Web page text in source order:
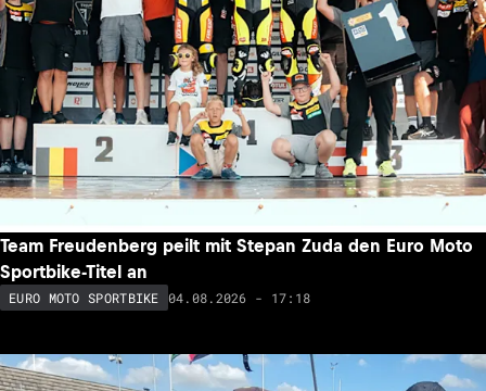
Team Freudenberg peilt mit Stepan Zuda den Euro Moto
Sportbike-Titel an
EURO MOTO SPORTBIKE 04.08.2026 - 17:18